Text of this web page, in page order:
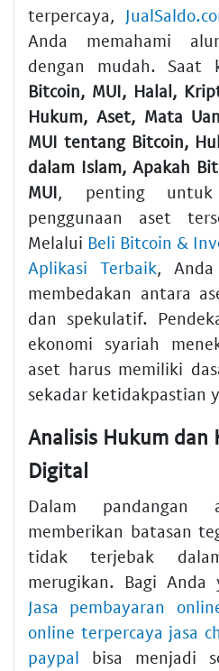
terpercaya,
Anda memahami
dengan mudah. Saat
Bitcoin, MUI, Halal,
Hukum, Aset, Mata
MUI tentang Bitcoin,
dalam Islam, Apakah
MUI, penting untuk
penggunaan aset
Melalui Beli Bitcoin &
Aplikasi Terbaik,
membedakan antara
dan spekulatif.
ekonomi syariah
aset harus memiliki
sekadar ketidakpastian
Analisis Hukum dan
Digital
Dalam
memberikan batasan
tidak terjebak
merugikan. Bagi Anda
Jasa pembayaran
online terpercaya jasa
paypal bisa menjadi